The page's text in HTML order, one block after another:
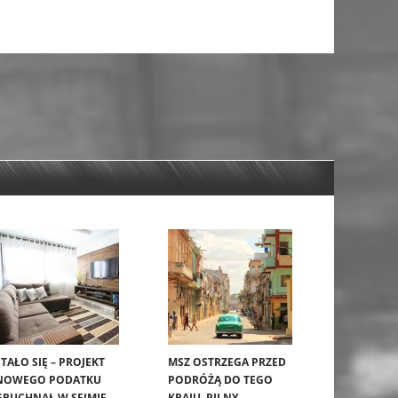
SIĘ – PROJEKT
PODATKU
MSZ OSTRZEGA PRZED
PODRÓŻĄ DO TEGO